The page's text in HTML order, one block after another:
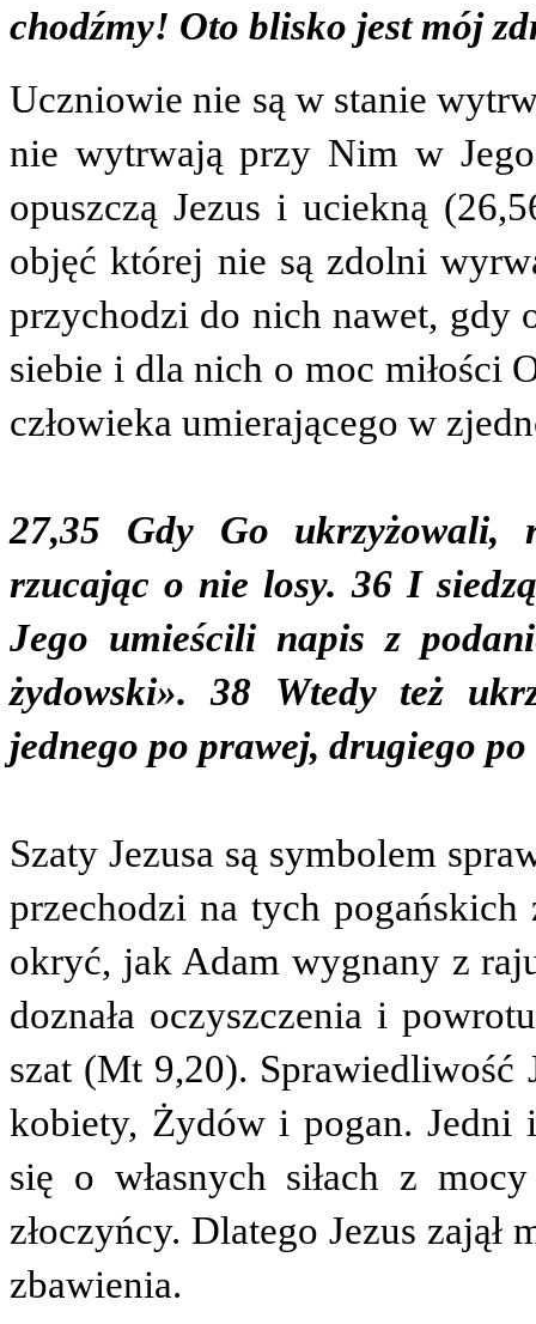
chodźmy! Oto blisko jest mój
Uczniowie nie są w stanie
nie wytrwają przy Nim w
opuszczą Jezus i uciekną
objęć której nie są zdolni
przychodzi do nich nawet, gdy
siebie i dla nich o moc miłości
człowieka umierającego w
27,35 Gdy Go ukrzyżowali,
rzucając o nie losy. 36 I
Jego umieścili napis z
żydowski». 38 Wtedy też
jednego po prawej, drugiego
Szaty Jezusa są symbolem
przechodzi na tych
okryć, jak Adam wygnany z
doznała oczyszczenia i
szat (Mt 9,20). Sprawiedliwość
kobiety, Żydów i pogan. Jedni
się o własnych siłach z
złoczyńcy. Dlatego Jezus
zbawienia.